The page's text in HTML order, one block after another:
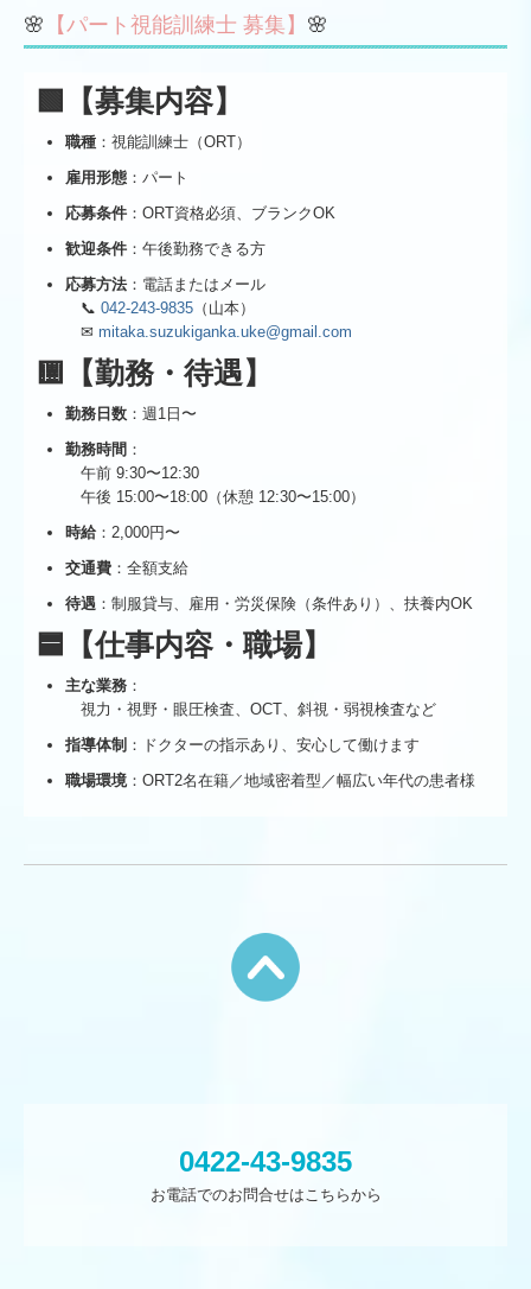
🌸 【パート視能訓練士 募集】 🌸
🟩【募集内容】
職種 ：視能訓練士（ORT）
雇用形態 ：パート
応募条件 ：ORT資格必須、ブランクOK
歓迎条件 ：午後勤務できる方
応募方法 ：電話またはメール
📞 042-243-9835 （山本）
✉ mitaka.suzukiganka.uke@gmail.com
🟨【勤務・待遇】
勤務日数 ：週1日〜
勤務時間 ：
午前 9:30〜12:30
午後 15:00〜18:00（休憩 12:30〜15:00）
時給：2,000円〜
交通費 ：全額支給
待遇 ：制服貸与、雇用・労災保険（条件あり）、扶養内OK
🟦【仕事内容・職場】
主な業務 ：
視力・視野・眼圧検査、OCT、斜視・弱視検査など
指導体制 ：ドクターの指示あり、安心して働けます
職場環境 ：ORT2名在籍／地域密着型／幅広い年代の患者様
0422-43-9835
お電話でのお問合せはこちらから